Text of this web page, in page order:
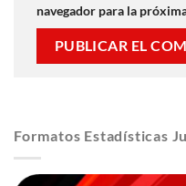
navegador para la
Formatos Estadísticas